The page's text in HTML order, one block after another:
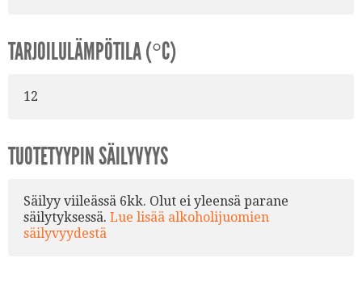
TARJOILULÄMPÖTILA (°C)
12
TUOTETYYPIN SÄILYVYYS
Säilyy viileässä 6kk. Olut ei yleensä parane
säilytyksessä. Lue lisää alkoholijuomien
säilyvyydestä